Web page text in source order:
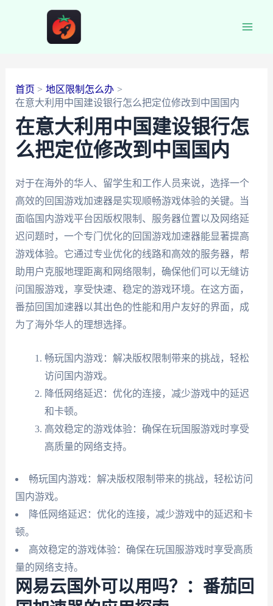
首页
地区限制怎么办
在意大利用中国建设银行怎么把定位修改到中国国内
在意大利用中国建设银行怎
么把定位修改到中国国内
对于在海外的华人、留学生和工作人员来说，选择一个
高效的回国游戏加速器是实现顺畅游戏体验的关键。当
面临国内游戏平台因版权限制、服务器位置以及网络延
迟问题时，一个专门优化的回国游戏加速器能显著提高
游戏体验。它通过专业优化的线路和高效的服务器，帮
助用户克服地理距离和网络限制，确保他们可以无缝访
问国服游戏，享受快速、稳定的游戏环境。在这方面，
番茄回国加速器以其出色的性能和用户友好的界面，成
为了海外华人的理想选择。
畅玩国内游戏：解决版权限制带来的挑战，轻松
访问国内游戏。
降低网络延迟：优化的连接，减少游戏中的延迟
和卡顿。
高效稳定的游戏体验：确保在玩国服游戏时享受
高质量的网络支持。
畅玩国内游戏：解决版权限制带来的挑战，轻松访问
国内游戏。
降低网络延迟：优化的连接，减少游戏中的延迟和卡
顿。
高效稳定的游戏体验：确保在玩国服游戏时享受高质
量的网络支持。
网易云国外可以用吗？：番茄回